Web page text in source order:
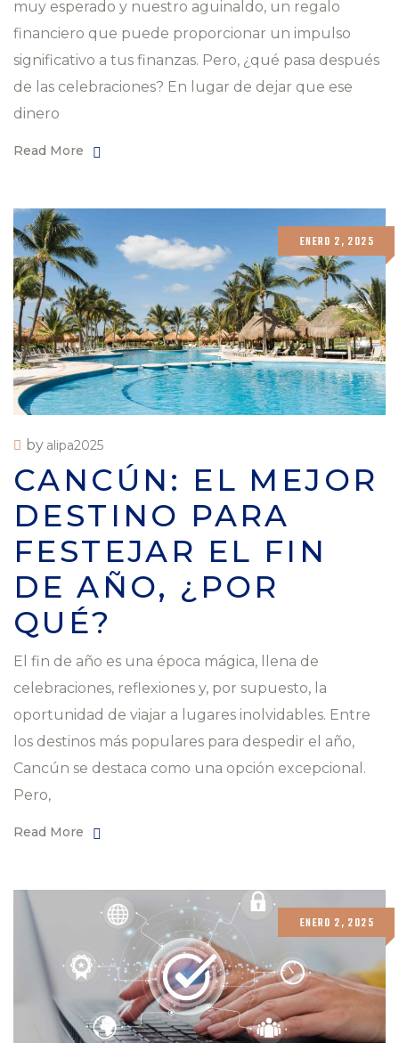
muy esperado y nuestro aguinaldo, un regalo
financiero que puede proporcionar un impulso
significativo a tus finanzas. Pero, ¿qué pasa después
de las celebraciones? En lugar de dejar que ese
dinero
Read More
ENERO 2, 2025
by alipa2025
CANCÚN: EL MEJOR
DESTINO PARA
FESTEJAR EL FIN
DE AÑO, ¿POR
QUÉ?
El fin de año es una época mágica, llena de
celebraciones, reflexiones y, por supuesto, la
oportunidad de viajar a lugares inolvidables. Entre
los destinos más populares para despedir el año,
Cancún se destaca como una opción excepcional.
Pero,
Read More
ENERO 2, 2025